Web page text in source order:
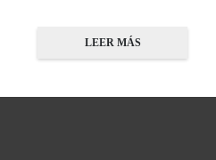
LEER MÁS